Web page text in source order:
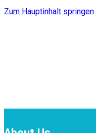
Zum Hauptinhalt springen